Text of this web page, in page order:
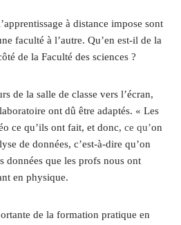
à distance impose sont
faculté à l’autre. Qu’en est-il de la
de la Faculté des sciences ?
de la salle de classe vers l’écran,
ont dû être adaptés. « Les
ce qu’ils ont fait, et donc, ce qu’on
de données, c’est-à-dire qu’on
données que les profs nous ont
en physique.
de la formation pratique en